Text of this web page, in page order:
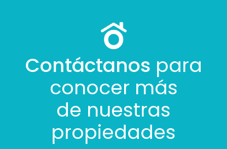
Contáctanos para
conocer más
de nuestras
propiedades